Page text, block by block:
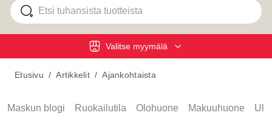
Valitse myymälä
Etusivu / Artikkelit / Ajankohtaista
Maskun blogi Ruokailutila Olohuone Makuuhuone